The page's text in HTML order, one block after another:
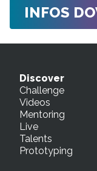
INFOS
Discover
Challenge
Videos
Mentoring
Live
Talents
Prototyping